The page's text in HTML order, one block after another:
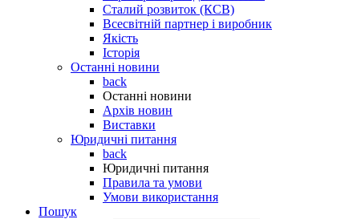
Сталий розвиток (КСВ)
Всесвітній партнер і виробник
Якість
Історія
Останні новини
back
Останні новини
Архів новин
Виставки
Юридичні питання
back
Юридичні питання
Правила та умови
Умови використання
Пошук